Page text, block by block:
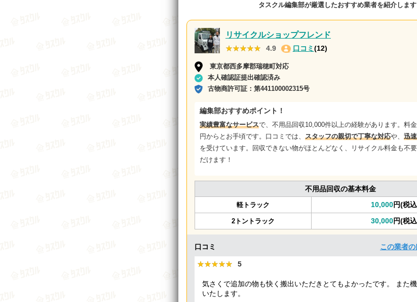
タスクル編集部が厳選したおすすめ業者を紹介します
リサイクルショップフレンド
★★★★★
★★★★★ 4.9 口コミ (12)
東京都西多摩郡瑞穂町対応
本人確認証提出確認済み
古物商許可証： 第441100002315号
編集部おすすめポイント！
実績豊富なサービスで、不用品回収10,000件以上の経験があります。料
円からとお手頃です。口コミでは、スタッフの親切で丁寧な対応や、迅
を受けています。回収できない物がほとんどなく、リサイクル料金も不
だけます！
不用品回収の基本料金
軽トラック 10,000円(税
2トントラック 30,000円(税
口コミ この業者
★★★★★
★★★★★ 5
気さくで追加の物も快く搬出いただきとてもよかったです。 また
いたします。